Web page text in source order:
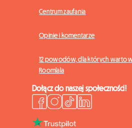
Centrum zaufania
Opinie i komentarze
12 powodów, dla których warto
Roomlala
Dołącz do naszej społeczności!